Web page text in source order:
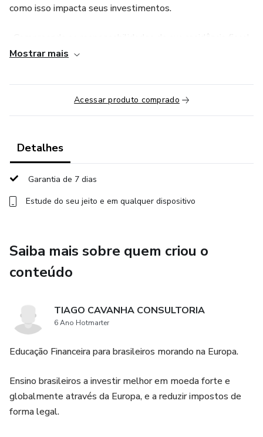
como isso impacta seus investimentos.
e evite surpresas inconvenientes com tributação.
Fundamentos para o Planejamento financeiro
· Critérios para definir uma Reserva de emergência.
Investimentos globais: da Renda Fixa à Renda Variável
desde renda fixa até renda variável, como bonds, stocks,
· Estruture uma carteira diversificada e em linha com seu
perfil.
· Utilize ferramentas de análise de carteira.
· Gerencie uma carteira de longo prazo.
Mostrar mais
Acessar produto comprado
Detalhes
Garantia de 7 dias
Estude do seu jeito e em qualquer dispositivo
Saiba mais sobre quem criou o
conteúdo
TIAGO CAVANHA CONSULTORIA
6 Ano Hotmarter
Educação Financeira para brasileiros morando na Europa.
Ensino brasileiros a investir melhor em moeda forte e
globalmente através da Europa, e a reduzir impostos de
forma legal.